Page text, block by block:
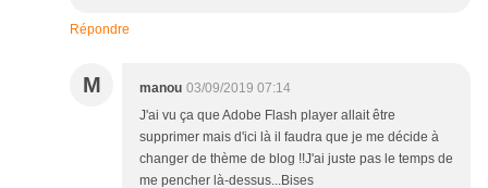
Répondre
M manou 03/09/2019 07:14
J'ai vu ça que Adobe Flash player allait être
supprimer mais d'ici là il faudra que je me décide à
changer de thème de blog !!J'ai juste pas le temps de
me pencher là-dessus...Bises